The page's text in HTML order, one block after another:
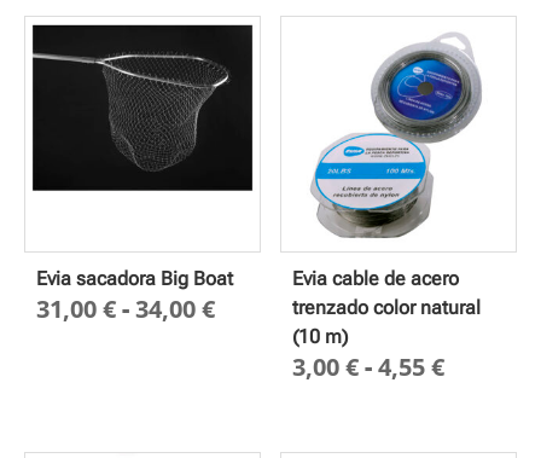
Evia sacadora Big Boat
31,00€-34,00€Rango
precios:
Evia cable de acero
trenzado color natural
(10 m)
3,00€-4,55€Rango